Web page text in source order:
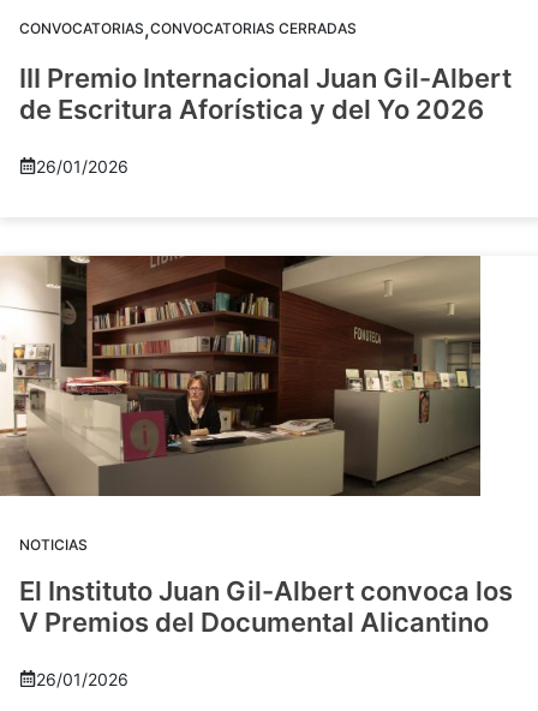
CONVOCATORIAS,CONVOCATORIAS CERRADAS
III Premio Internacional Juan Gil-Albert
de Escritura Aforística y del Yo 2026
26/01/2026
NOTICIAS
El Instituto Juan Gil-Albert convoca los
V Premios del Documental Alicantino
26/01/2026